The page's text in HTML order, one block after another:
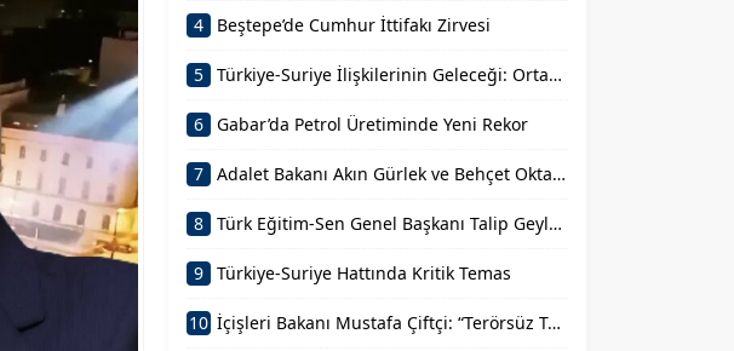
4 Beştepe’de Cumhur İttifakı Zirvesi
5 Türkiye-Suriye İlişkilerinin Geleceği: Ortak Basın Toplantısı
6 Gabar’da Petrol Üretiminde Yeni Rekor
7 Adalet Bakanı Akın Gürlek ve Behçet Oktay’ın Ailesi Görüşmesi
8 Türk Eğitim-Sen Genel Başkanı Talip Geylan’ın Açıklamaları
9 Türkiye-Suriye Hattında Kritik Temas
10 İçişleri Bakanı Mustafa Çiftçi: “Terörsüz Türkiye Devletimizin Sarsılmaz İradesidir”